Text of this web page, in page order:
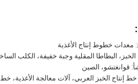
معدات خطوط إنتاج الأغذية
الخبز، البطاطا المقلية وجبة خفيفة، الكلب
قوانغتشو، الصين
خط إنتاج الخبز العربي، آلات معالجة الأغذية،